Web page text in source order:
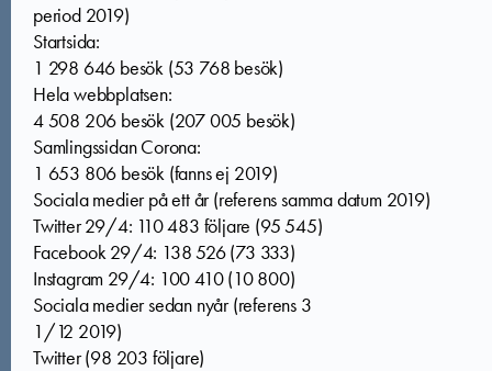
period 2019)
Startsida:
1 298 646 besök (53 768 besök)
Hela webbplatsen:
4 508 206 besök (207 005 besök)
Samlingssidan Corona:
1 653 806 besök (fanns ej 2019)
Sociala medier på ett år (referens samma datum 2019)
Twitter 29/4: 110 483 följare (95 545)
Facebook 29/4: 138 526 (73 333)
Instagram 29/4: 100 410 (10 800)
Sociala medier sedan nyår (referens 3
1/12 2019)
Twitter (98 203 följare)